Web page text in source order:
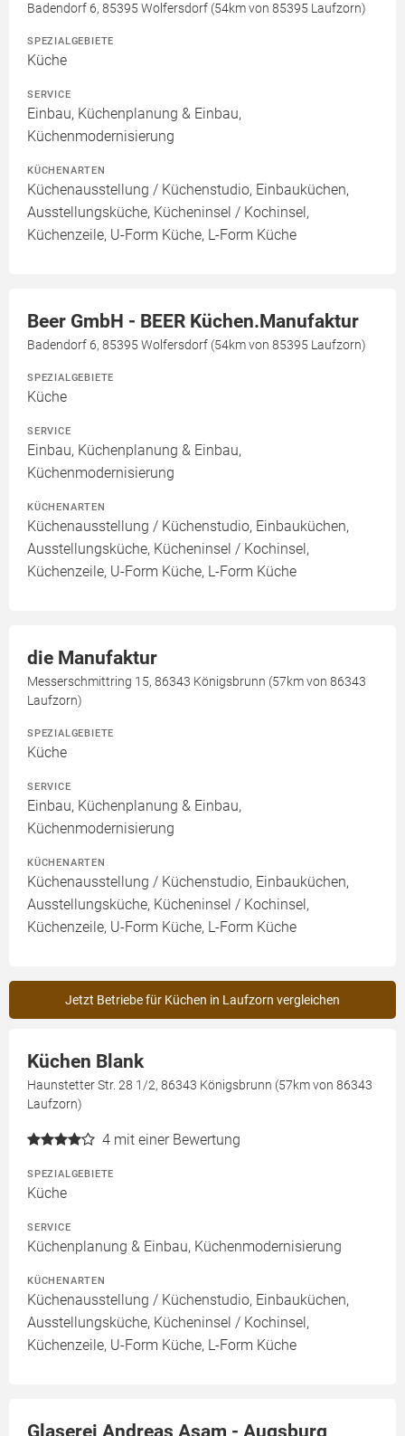
Badendorf 6, 85395 Wolfersdorf (54km von 85395 Laufzorn)
SPEZIALGEBIETE
Küche
SERVICE
Einbau, Küchenplanung & Einbau,
Küchenmodernisierung
KÜCHENARTEN
Küchenausstellung / Küchenstudio, Einbauküchen,
Ausstellungsküche, Kücheninsel / Kochinsel,
Küchenzeile, U-Form Küche, L-Form Küche
Beer GmbH - BEER Küchen.Manufaktur
Badendorf 6, 85395 Wolfersdorf (54km von 85395 Laufzorn)
SPEZIALGEBIETE
Küche
SERVICE
Einbau, Küchenplanung & Einbau,
Küchenmodernisierung
KÜCHENARTEN
Küchenausstellung / Küchenstudio, Einbauküchen,
Ausstellungsküche, Kücheninsel / Kochinsel,
Küchenzeile, U-Form Küche, L-Form Küche
die Manufaktur
Messerschmittring 15, 86343 Königsbrunn (57km von 86343
Laufzorn)
SPEZIALGEBIETE
Küche
SERVICE
Einbau, Küchenplanung & Einbau,
Küchenmodernisierung
KÜCHENARTEN
Küchenausstellung / Küchenstudio, Einbauküchen,
Ausstellungsküche, Kücheninsel / Kochinsel,
Küchenzeile, U-Form Küche, L-Form Küche
Jetzt Betriebe für Küchen in Laufzorn vergleichen
Küchen Blank
Haunstetter Str. 28 1/2, 86343 Königsbrunn (57km von 86343
Laufzorn)
4 mit einer Bewertung
SPEZIALGEBIETE
Küche
SERVICE
Küchenplanung & Einbau, Küchenmodernisierung
KÜCHENARTEN
Küchenausstellung / Küchenstudio, Einbauküchen,
Ausstellungsküche, Kücheninsel / Kochinsel,
Küchenzeile, U-Form Küche, L-Form Küche
Glaserei Andreas Asam - Augsburg